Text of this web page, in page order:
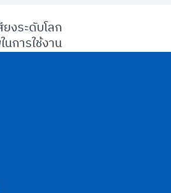
งระดับโลก
การใช้งาน